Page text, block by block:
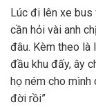
Lúc đi lên xe bus
cần hỏi vài anh
đâu. Kèm theo là
đầu khu đấy, ây
họ ném cho mình
đời rồi”